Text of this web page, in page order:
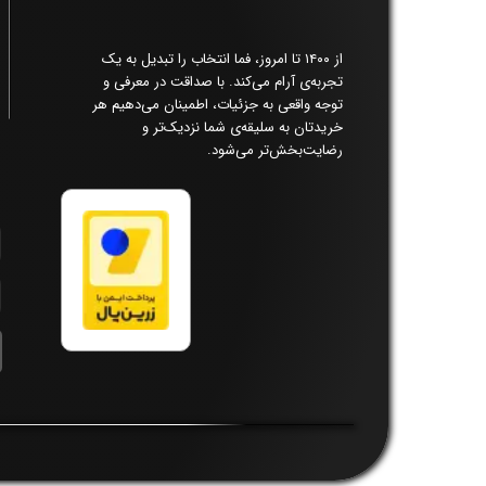
از ۱۴۰۰ تا امروز، فما انتخاب را تبدیل به یک
تجربه‌ی آرام می‌کند. با صداقت در معرفی و
توجه واقعی به جزئیات، اطمینان می‌دهیم هر
خریدتان به سلیقه‌ی شما نزدیک‌تر و
رضایت‌بخش‌تر می‌شود.